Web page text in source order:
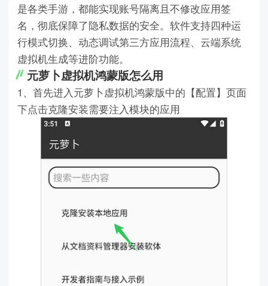
是各类手游，都能实现账号隔离且不修改应用签
名，彻底保障了隐私数据的安全。软件支持四种运
行模式切换、动态调试第三方应用流程、云端系统
虚拟机生成等进阶功能。
元萝卜虚拟机鸿蒙版怎么用
1、首先进入元萝卜虚拟机鸿蒙版中的【配置】页面
下点击克隆安装需要注入模块的应用